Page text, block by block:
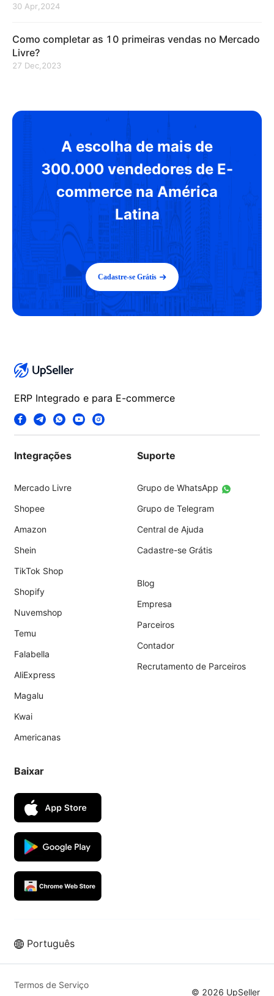
Venda mais nos melhores marketplaces
30 Apr,2024
Como completar as 10 primeiras vendas no Mercado
Livre?
27 Dec,2023
A escolha de mais de
300.000 vendedores de E-
commerce na América
Latina
Cadastre-se Grátis
ERP Integrado e para E-commerce
Integrações
Mercado Livre
Shopee
Amazon
Shein
TikTok Shop
Shopify
Nuvemshop
Temu
Falabella
AliExpress
Magalu
Kwai
Americanas
Suporte
Grupo de WhatsApp
Grupo de Telegram
Central de Ajuda
Cadastre-se Grátis
Blog
Empresa
Parceiros
Contador
Recrutamento de Parceiros
Baixar
Português
Termos de Serviço
© 2026 UpSeller